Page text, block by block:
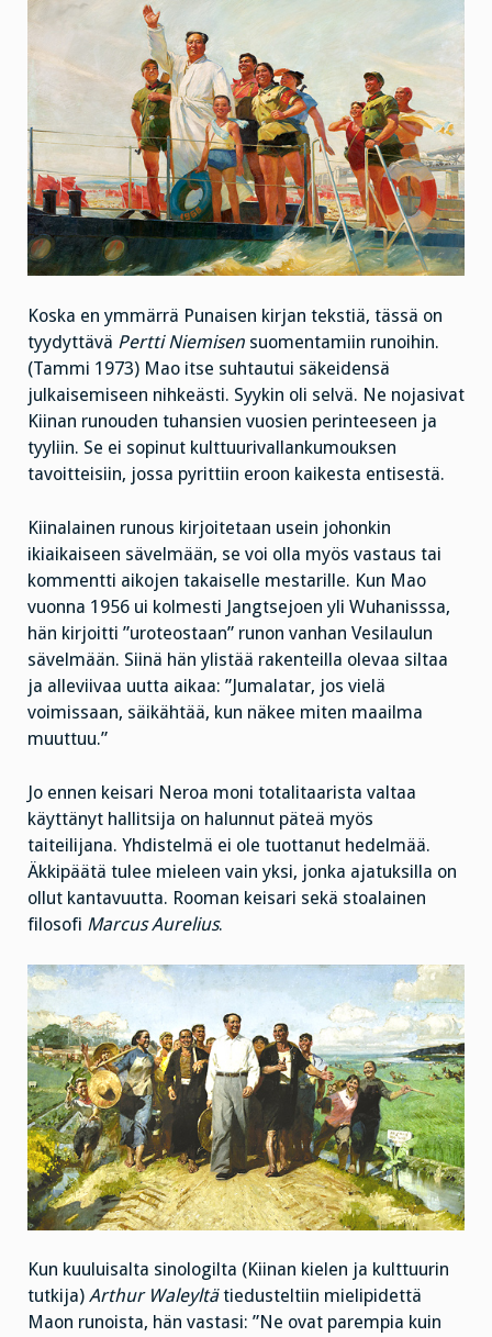
Koska en ymmärrä Punaisen kirjan tekstiä, tässä on
tyydyttävä Pertti Niemisen suomentamiin runoihin.
(Tammi 1973) Mao itse suhtautui säkeidensä
julkaisemiseen nihkeästi. Syykin oli selvä. Ne nojasivat
Kiinan runouden tuhansien vuosien perinteeseen ja
tyyliin. Se ei sopinut kulttuurivallankumouksen
tavoitteisiin, jossa pyrittiin eroon kaikesta entisestä.
Kiinalainen runous kirjoitetaan usein johonkin
ikiaikaiseen sävelmään, se voi olla myös vastaus tai
kommentti aikojen takaiselle mestarille. Kun Mao
vuonna 1956 ui kolmesti Jangtsejoen yli Wuhanisssa,
hän kirjoitti ”uroteostaan” runon vanhan Vesilaulun
sävelmään. Siinä hän ylistää rakenteilla olevaa siltaa
ja alleviivaa uutta aikaa: ”Jumalatar, jos vielä
voimissaan, säikähtää, kun näkee miten maailma
muuttuu.”
Jo ennen keisari Neroa moni totalitaarista valtaa
käyttänyt hallitsija on halunnut päteä myös
taiteilijana. Yhdistelmä ei ole tuottanut hedelmää.
Äkkipäätä tulee mieleen vain yksi, jonka ajatuksilla on
ollut kantavuutta. Rooman keisari sekä stoalainen
filosofi Marcus Aurelius.
Kun kuuluisalta sinologilta (Kiinan kielen ja kulttuurin
tutkija) Arthur Waleyltätiedusteltiin mielipidettä
Maon runoista, hän vastasi: ”Ne ovat parempia kuin